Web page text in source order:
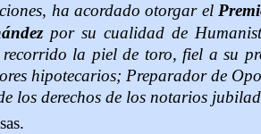
ha acordado otorgar el
por su cualidad de
la piel de toro, fiel a su
hipotecarios; Preparador de
los derechos de los notarios